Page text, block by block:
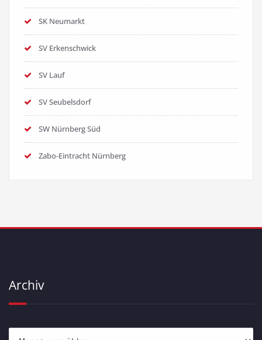
SK Neumarkt
SV Erkenschwick
SV Lauf
SV Seubelsdorf
SW Nürnberg Süd
Zabo-Eintracht Nürnberg
Archiv